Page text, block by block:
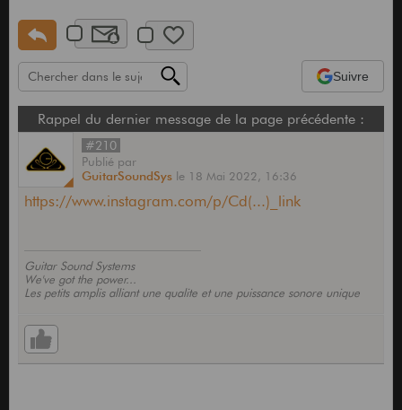
Suivre
Rappel du dernier message de la page précédente :
#210
Publié par
GuitarSoundSys le 18 Mai 2022, 16:36
https://www.instagram.com/p/Cd(...)_link
Guitar Sound Systems
We've got the power...
Les petits amplis alliant une qualite et une puissance sonore unique